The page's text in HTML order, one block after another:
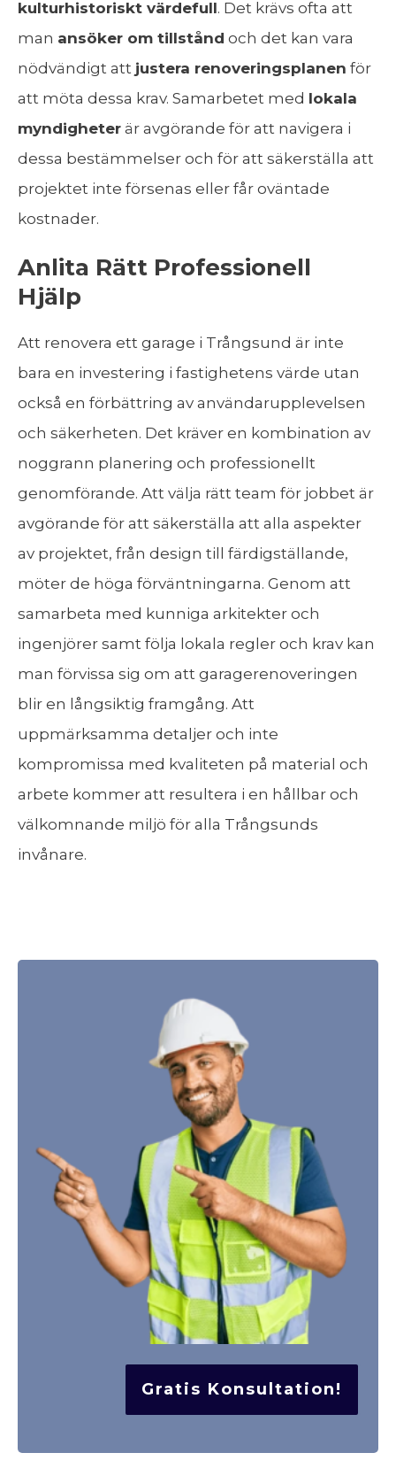
kulturhistoriskt värdefull. Det krävs ofta att
man ansöker om tillstånd och det kan vara
nödvändigt att justera renoveringsplanen för
att möta dessa krav. Samarbetet med lokala
myndigheter är avgörande för att navigera i
dessa bestämmelser och för att säkerställa att
projektet inte försenas eller får oväntade
kostnader.
Anlita Rätt Professionell
Hjälp
Att renovera ett garage i Trångsund är inte
bara en investering i fastighetens värde utan
också en förbättring av användarupplevelsen
och säkerheten. Det kräver en kombination av
noggrann planering och professionellt
genomförande. Att välja rätt team för jobbet är
avgörande för att säkerställa att alla aspekter
av projektet, från design till färdigställande,
möter de höga förväntningarna. Genom att
samarbeta med kunniga arkitekter och
ingenjörer samt följa lokala regler och krav kan
man förvissa sig om att garagerenoveringen
blir en långsiktig framgång. Att
uppmärksamma detaljer och inte
kompromissa med kvaliteten på material och
arbete kommer att resultera i en hållbar och
välkomnande miljö för alla Trångsunds
invånare.
Gratis Konsultation!